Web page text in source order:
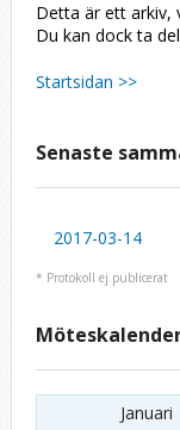
Detta är ett arkiv,
Du kan dock ta
Startsidan >>
Senaste
2017-03-14
* Protokoll ej publicerat
Januari